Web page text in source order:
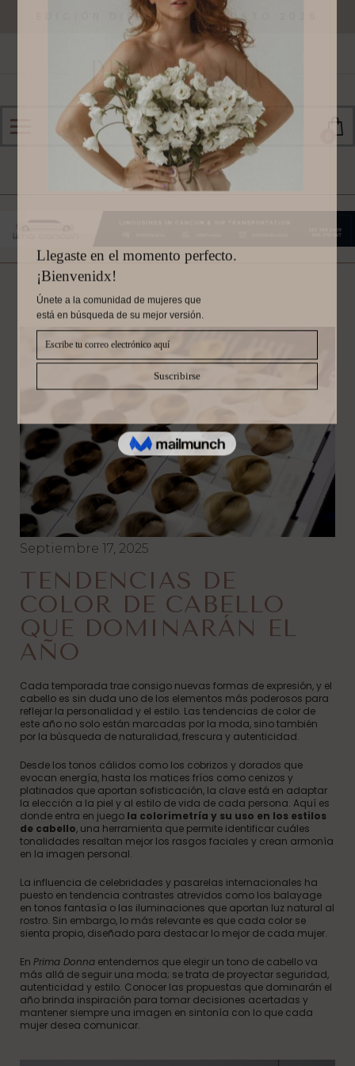
EDICIÓN DISPONIBLE AGOSTO 2026
Septiembre 17, 2025
TENDENCIAS DE
COLOR DE CABELLO
QUE DOMINARÁN EL
AÑO
Cada temporada trae consigo nuevas formas de expresión, y el
cabello es sin duda uno de los elementos más poderosos para
reflejar la personalidad y el estilo. Las tendencias de color de
este año no solo están marcadas por la moda, sino también
por la búsqueda de naturalidad, frescura y autenticidad.
Desde los tonos cálidos como los cobrizos y dorados que
evocan energía, hasta los matices fríos como cenizos y
platinados que aportan sofisticación, la clave está en adaptar
la elección a la piel y al estilo de vida de cada persona. Aquí es
donde entra en juego la colorimetría y su uso en los estilos
de cabello, una herramienta que permite identificar cuáles
tonalidades resaltan mejor los rasgos faciales y crean armonía
en la imagen personal.
La influencia de celebridades y pasarelas internacionales ha
puesto en tendencia contrastes atrevidos como los balayage
en tonos fantasía o las iluminaciones que aportan luz natural al
rostro. Sin embargo, lo más relevante es que cada color se
sienta propio, diseñado para destacar lo mejor de cada mujer.
En Prima Donna entendemos que elegir un tono de cabello va
más allá de seguir una moda; se trata de proyectar seguridad,
autenticidad y estilo. Conocer las propuestas que dominarán el
año brinda inspiración para tomar decisiones acertadas y
mantener siempre una imagen en sintonía con lo que cada
mujer desea comunicar.